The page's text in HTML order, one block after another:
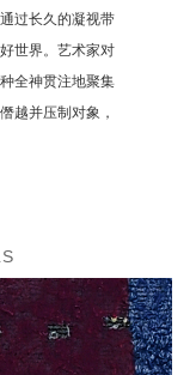
过长久的凝视带
世界。艺术家对
全神贯注地聚集
越并压制对象，